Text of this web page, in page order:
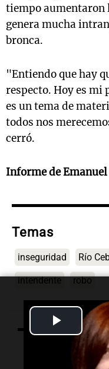
Play
tiempo aumentaron
genera mucha
bronca.
"Entiendo que hay
respecto. Hoy es
es un tema de
todos nos
cerró.
Informe de
Temas
inseguridad Río
intendente robo